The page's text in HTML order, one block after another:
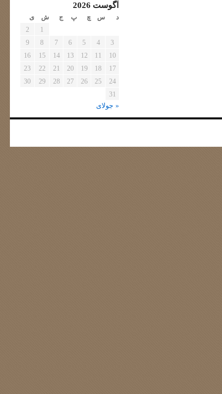
آگوست 2026
د س چ پ ج ش ی
1
2
3
4
5
6
7
8
9
10
11
12
13
14
15
16
17
18
19
20
21
22
23
24
25
26
27
28
29
30
31
« جولای